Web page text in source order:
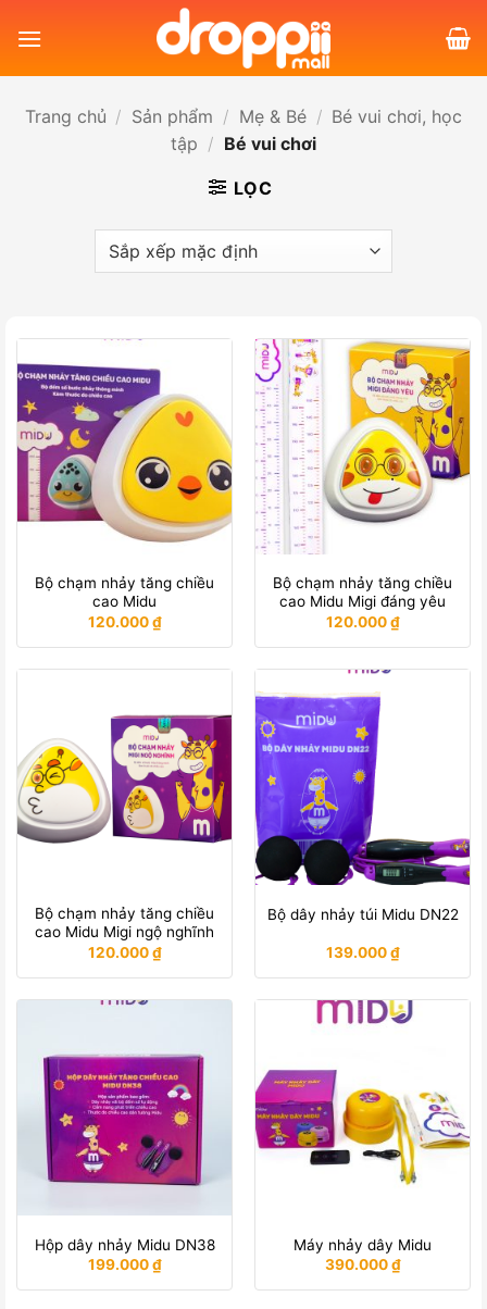
qua
Trang chủ / Sản phẩm / Mẹ & Bé / Bé vui chơi, học
tập / Bé vui chơi
LỌC
Bộ chạm nhảy tăng chiều
cao Midu
120.000₫
Bộ chạm nhảy tăng chiều
cao Midu Migi đáng yêu
120.000₫
Bộ chạm nhảy tăng chiều
cao Midu Migi ngộ nghĩnh
120.000₫
Bộ dây nhảy túi Midu DN22
139.000₫
Hộp dây nhảy Midu DN38
199.000₫
Máy nhảy dây Midu
390.000₫